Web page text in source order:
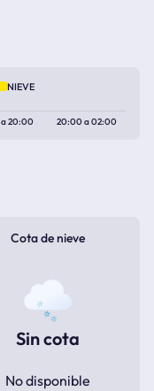
NIEVE
a20:00 20:00a02:00
Cota de nieve
Sin cota
No disponible